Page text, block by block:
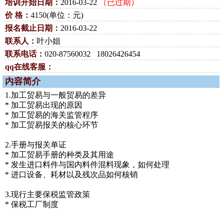
培训开始日期： 2016-03-22
（已过期）
价 格： 4150(单位：元)
报名截止日期： 2016-03-22
联系人： 叶小姐
联系电话： 020-87560032 18026426454
qq在线客服：
内容简介
1.加工贸易与一般贸易的差异
* 加工贸易出现的原因
* 加工贸易的海关监管程序
* 加工贸易报关的核心环节
2.手册与报关单证
* 加工贸易手册的种类及其用途
* 发生进口料件与国内料件混料现象，如何处理
* 进口设备、耗材以及残次品如何核销
3.现行主要保税监管政策
* 保税工厂制度